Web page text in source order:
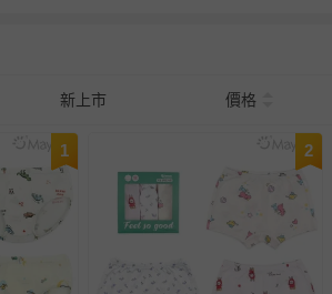
新上市 價格
1 2